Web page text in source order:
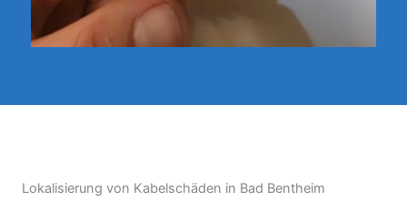
Lokalisierung von Kabelschäden in Bad Bentheim